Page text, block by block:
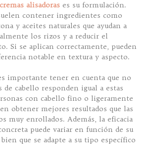
cremas alisadoras es su formulación.
contener ingredientes como
y aceites naturales que ayudan a
los rizos y a reducir el
Si se aplican correctamente, pueden
notable en textura y aspecto.
importante tener en cuenta que no
cabello responden igual a estas
con cabello fino o ligeramente
obtener mejores resultados que las
muy enrollados. Además, la eficacia
puede variar en función de su
que se adapte a su tipo específico